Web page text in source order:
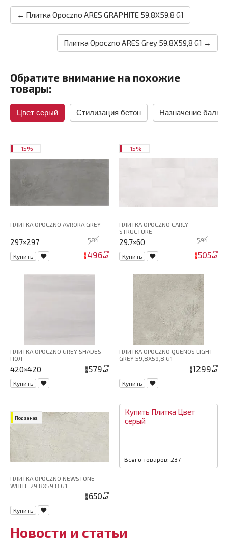
← Плитка Opoczno ARES GRAPHITE 59,8X59,8 G1
Плитка Opoczno ARES Grey 59,8X59,8 G1 →
Обратите внимание на похожие
товары:
Цвет серый Стилизация бетон Назначение балкон
-15%
ПЛИТКА OPOCZNO AVRORA GREY
297×297 584
Купить цена 496 грн
м2
-15%
ПЛИТКА OPOCZNO CARLY
STRUCTURE
29.7×60 594
Купить цена505 грн
м2
ПЛИТКА OPOCZNO GREY SHADES
ПОЛ
420×420 цена579 грн
м2
Купить
ПЛИТКА OPOCZNO QUENOS LIGHT
GREY 59,8X59,8 G1
цена1299 грн
м2
Купить
Под заказ
ПЛИТКА OPOCZNO NEWSTONE
WHITE 29,8X59,8 G1
цена 650 грн
м2
Купить
Купить Плитка Цвет
серый
Всего товаров: 237
Новости и статьи